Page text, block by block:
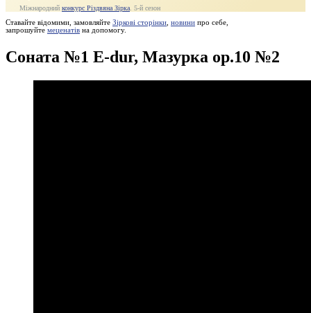
Міжнародний конкурс Різдвяна Зірка . 5‑й сезон
Ставайте відомими, замовляйте Зіркові сторінки новини про себе,
запрошуйте меценатів на допомогу.
Соната №1 E-dur, Мазурка ор.10 №2